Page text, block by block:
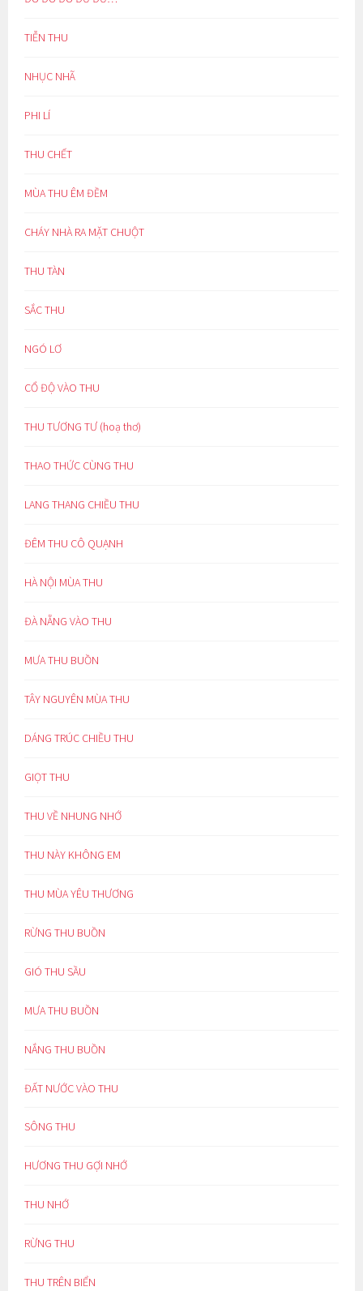
TIỄN THU
NHỤC NHÃ
PHI LÍ
THU CHẾT
MÙA THU ÊM ĐỀM
CHÁY NHÀ RA MẶT CHUỘT
THU TÀN
SẮC THU
NGÓ LƠ
CỔ ĐỘ VÀO THU
THU TƯƠNG TƯ (hoạ thơ)
THAO THỨC CÙNG THU
LANG THANG CHIỀU THU
ĐÊM THU CÔ QUẠNH
HÀ NỘI MÙA THU
ĐÀ NẴNG VÀO THU
MƯA THU BUỒN
TÂY NGUYÊN MÙA THU
DÁNG TRÚC CHIỀU THU
GIỌT THU
THU VỀ NHUNG NHỚ
THU NÀY KHÔNG EM
THU MÙA YÊU THƯƠNG
RỪNG THU BUỒN
GIÓ THU SẦU
MƯA THU BUỒN
NẮNG THU BUỒN
ĐẤT NƯỚC VÀO THU
SÔNG THU
HƯƠNG THU GỢI NHỚ
THU NHỚ
RỪNG THU
THU TRÊN BIỂN